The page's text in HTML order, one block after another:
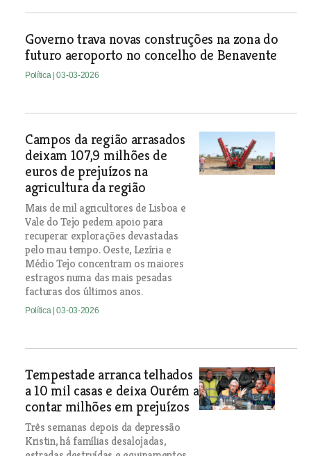
Governo trava novas construções na zona do
futuro aeroporto no concelho de Benavente
Política | 03-03-2026
Campos da região arrasados
deixam 107,9 milhões de
euros de prejuízos na
agricultura da região
Mais de mil agricultores de Lisboa e
Vale do Tejo pedem apoio para
recuperar explorações devastadas
pelo mau tempo. Oeste, Lezíria e
Médio Tejo concentram os maiores
estragos numa das mais pesadas
facturas dos últimos anos.
Política | 03-03-2026
Tempestade arranca telhados
a 10 mil casas e deixa Ourém a
contar milhões em prejuízos
Três semanas depois da depressão
Kristin, há famílias desalojadas,